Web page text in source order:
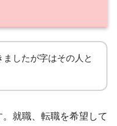
したが字はその人と
就職、転職を希望して